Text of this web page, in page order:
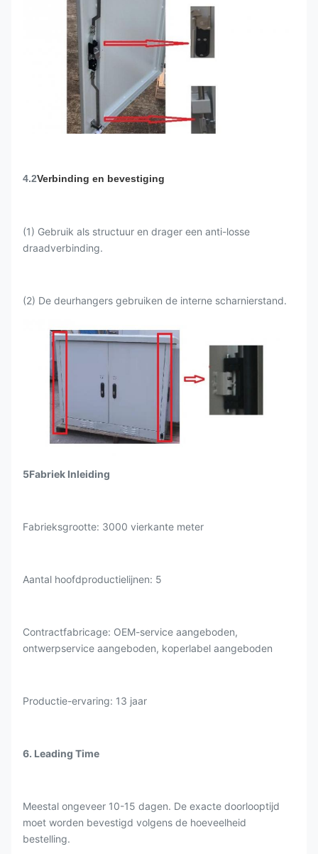
4.2Verbinding en bevestiging
(1) Gebruik als structuur en drager een anti-losse
draadverbinding.
(2) De deurhangers gebruiken de interne scharnierstand.
5Fabriek Inleiding
Fabrieksgrootte: 3000 vierkante meter
Aantal hoofdproductielijnen: 5
Contractfabricage: OEM-service aangeboden,
ontwerpservice aangeboden, koperlabel aangeboden
Productie-ervaring: 13 jaar
6. Leading Time
Meestal ongeveer 10-15 dagen. De exacte doorlooptijd
moet worden bevestigd volgens de hoeveelheid
bestelling.